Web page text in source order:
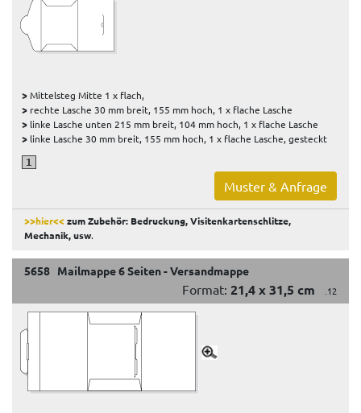
>Mittelsteg Mitte 1 x flach,
> rechte Lasche 30 mm breit, 155 mm hoch, 1 x flache Lasche
> linke Lasche unten 215 mm breit, 104 mm hoch, 1 x flache Lasche
> linke Lasche 30 mm breit, 155 mm hoch, 1 x flache Lasche, gesteckt
Muster & Anfrage
>>hier<<zum Zubehör: Bedruckung, Visitenkartenschlitze,
Mechanik, usw.
5658 Mailmappe 6 Seiten - Versandmappe
Format: 21,4 x 31,5 cm .12